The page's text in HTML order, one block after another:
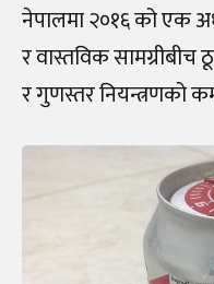
नेपालमा २०१६ को एक
र वास्तविक सामग्रीबीच
र गुणस्तर नियन्त्रणको